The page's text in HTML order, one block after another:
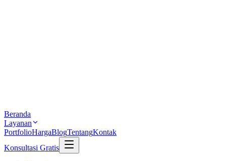
Beranda
Layanan
PortfolioHargaBlogTentangKontak
Konsultasi Gratis